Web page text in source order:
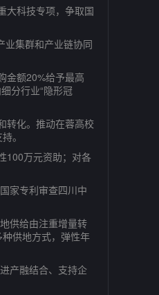
大科技专项，争取国
集群和产业链协同
金额20%给予最高
分行业“隐形冠
转化。推动在蓉高校
。
100万元资助；对各
家专利审查四川中
供给由注重增量转
供地方式，弹性年
产融结合、支持企